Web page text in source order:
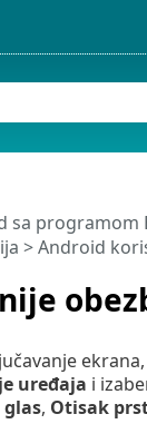
sa programom
> Android
uređaja i
glas, Otisak